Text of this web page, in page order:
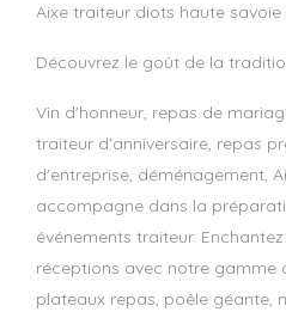
aixe traiteur diots haute savoie
Découvrez le goût de la
Vin d'honneur, repas de
traiteur d'anniversaire, repas
d'entreprise, déménagement,
accompagne dans la
événements traiteur.
réceptions avec notre gamme
plateaux repas, poêle géante,